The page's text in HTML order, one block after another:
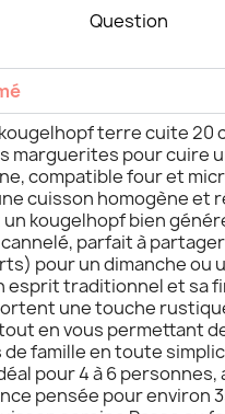
Question
terre cuite 20
marguerites pour cuire
compatible four et
cuisson homogène et
un kougelhopf bien
parfait à
pour un dimanche ou
esprit traditionnel et sa
une touche
en vous permettant
famille en toute
pour 4 à 6 personnes,
pensée pour environ